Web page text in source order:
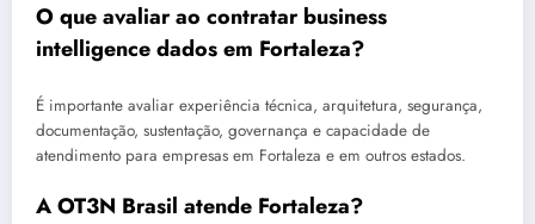
O que avaliar ao contratar business
intelligence dados em Fortaleza?
É importante avaliar experiência técnica, arquitetura, segurança,
documentação, sustentação, governança e capacidade de
atendimento para empresas em Fortaleza e em outros estados.
A OT3N Brasil atende Fortaleza?